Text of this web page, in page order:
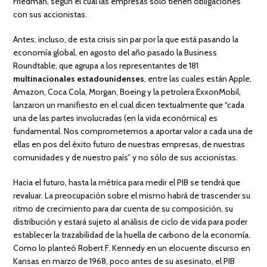
con sus accionistas.
Antes, incluso, de esta crisis sin par por la que está pasando la
economía global, en agosto del año pasado la Business
Roundtable, que agrupa a los representantes de 181
multinacionales estadounidenses, entre las cuales están Apple,
Amazon, Coca Cola, Morgan, Boeing y la petrolera ExxonMobil,
lanzaron un manifiesto en el cual dicen textualmente que “cada
una de las partes involucradas (en la vida económica) es
fundamental. Nos comprometemos a aportar valor a cada una de
ellas en pos del éxito futuro de nuestras empresas, de nuestras
comunidades y de nuestro país” y no sólo de sus accionistas.
Hacia el futuro, hasta la métrica para medir el PIB se tendrá que
revaluar. La preocupación sobre el mismo habrá de trascender su
ritmo de crecimiento para dar cuenta de su composición, su
distribución y estará sujeto al análisis de ciclo de vida para poder
establecer la trazabilidad de la huella de carbono de la economía.
Como lo planteó Robert F. Kennedy en un elocuente discurso en
Kansas en marzo de 1968, poco antes de su asesinato, el PIB